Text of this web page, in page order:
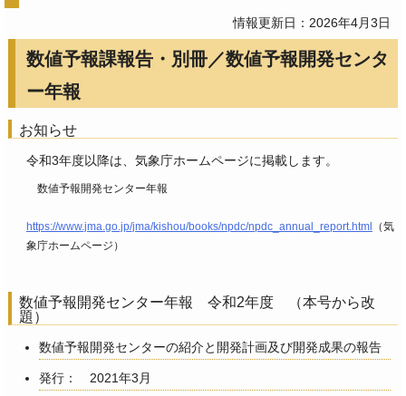
情報更新日：2026年4月3日
数値予報課報告・別冊／数値予報開発センタ
ー年報
お知らせ
令和3年度以降は、気象庁ホームページに掲載します。
数値予報開発センター年報
https://www.jma.go.jp/jma/kishou/books/npdc/npdc_annual_report.html
（気
象庁ホームページ）
数値予報開発センター年報 令和2年度 （本号から改
題）
数値予報開発センターの紹介と開発計画及び開発成果の報告
発行： 2021年3月